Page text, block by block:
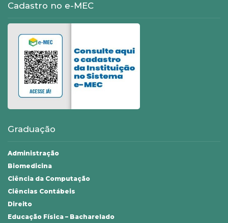
Cadastro no e-MEC
Graduação
Administração
Biomedicina
Ciência da Computação
Ciências Contábeis
Direito
Educação Física – Bacharelado